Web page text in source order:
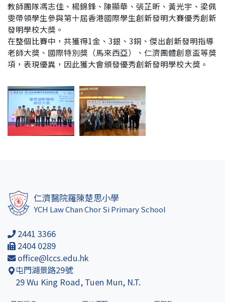
教師團隊馮志佳、楊錦鋒、陳顯華、張芷昕、黃光宇、梁佩
雯帶領學生參與第十屆香港國際學生創新發明大賽優秀創新
發明學校大獎。
在整個比賽中，共獲得1金、3銀、3銅、傑出創新發明指導
老師大獎、國際特別獎（馬來西亞）、仁濟團體創意盃等獎
項，表現優異，因此獲大會頒發優秀創新發明學校大獎。
仁濟醫院羅陳楚思小學
YCH Law Chan Chor Si Primary School
2441 3366
2404 0289
office@lccs.edu.hk
屯門湖景路29號
29 Wu King Road, Tuen Mun, N.T.